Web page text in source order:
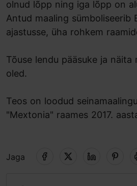
olnud lõpp ning iga lõpp on
Antud maaling sümboliseerib
ajastusse, üha rohkem
Tõuse lendu pääsuke ja näita
oled.
Teos on loodud
"Mextonia" raames 2017.
Jaga